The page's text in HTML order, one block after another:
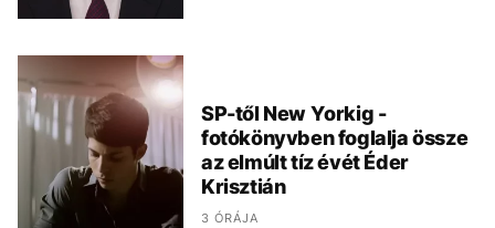
SP-től New Yorkig -
fotókönyvben foglalja össze
az elmúlt tíz évét Éder
Krisztián
3 ÓRÁJA